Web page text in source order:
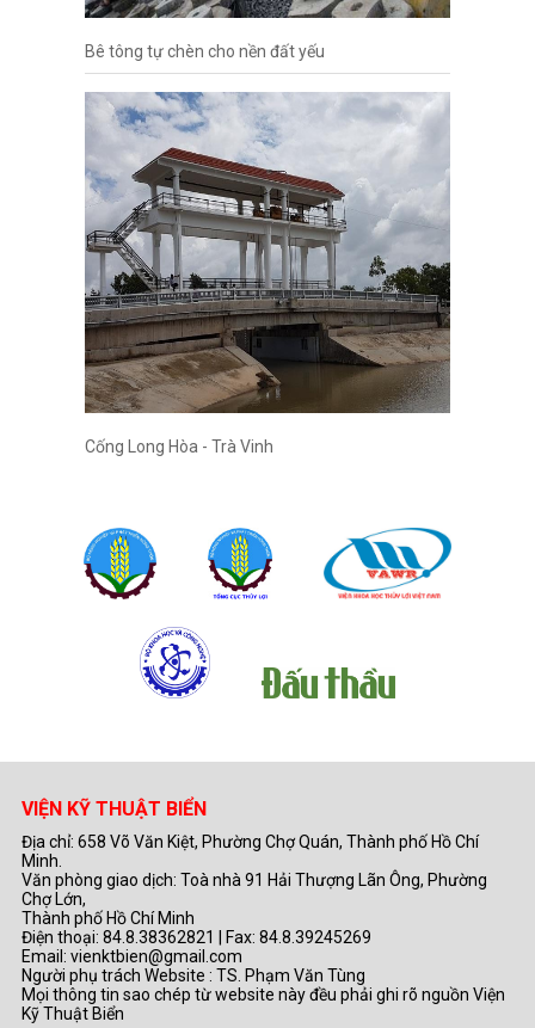
Bê tông tự chèn cho nền đất yếu
Cống Long Hòa - Trà Vinh
VIỆN KỸ THUẬT BIỂN
Địa chỉ: 658 Võ Văn Kiệt, Phường Chợ Quán, Thành phố Hồ Chí
Minh.
Văn phòng giao dịch: Toà nhà 91 Hải Thượng Lãn Ông, Phường
Chợ Lớn,
Thành phố Hồ Chí Minh
Điện thoại: 84.8.38362821 | Fax: 84.8.39245269
Email: vienktbien@gmail.com
Người phụ trách Website : TS. Phạm Văn Tùng
Mọi thông tin sao chép từ website này đều phải ghi rõ nguồn Viện
Kỹ Thuật Biển